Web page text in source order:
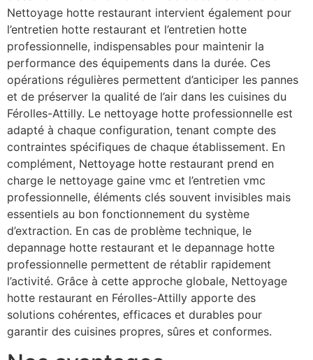
Nettoyage hotte restaurant intervient également pour
l’entretien hotte restaurant et l’entretien hotte
professionnelle, indispensables pour maintenir la
performance des équipements dans la durée. Ces
opérations régulières permettent d’anticiper les pannes
et de préserver la qualité de l’air dans les cuisines du
Férolles-Attilly. Le nettoyage hotte professionnelle est
adapté à chaque configuration, tenant compte des
contraintes spécifiques de chaque établissement. En
complément, Nettoyage hotte restaurant prend en
charge le nettoyage gaine vmc et l’entretien vmc
professionnelle, éléments clés souvent invisibles mais
essentiels au bon fonctionnement du système
d’extraction. En cas de problème technique, le
depannage hotte restaurant et le depannage hotte
professionnelle permettent de rétablir rapidement
l’activité. Grâce à cette approche globale, Nettoyage
hotte restaurant en Férolles-Attilly apporte des
solutions cohérentes, efficaces et durables pour
garantir des cuisines propres, sûres et conformes.